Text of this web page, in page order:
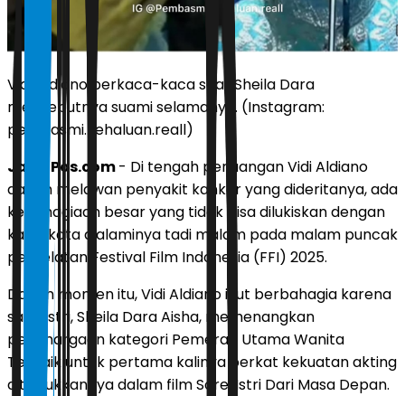
Vidi Aldiano berkaca-kaca saat Sheila Dara
menyebutnya suami selamanya. (Instagram:
pembasmi.kehaluan.reall)
JawaPos.com- Di tengah perjuangan Vidi Aldiano
dalam melawan penyakit kanker yang dideritanya, ada
kebahagiaan besar yang tidak bisa dilukiskan dengan
kata-kata dialaminya tadi malam pada malam puncak
perhelatan Festival Film Indonesia (FFI) 2025.
Dalam momen itu, Vidi Aldiano ikut berbahagia karena
sang istri, Sheila Dara Aisha, memenangkan
penghargaan kategori Pemeran Utama Wanita
Terbaik untuk pertama kalinya berkat kekuatan akting
ditunjukkannya dalam film Sore: Istri Dari Masa Depan.